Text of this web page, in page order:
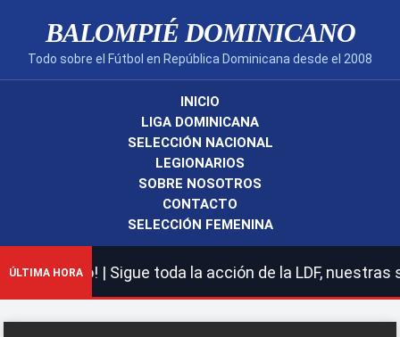
BALOMPIÉ DOMINICANO
Todo sobre el Fútbol en República Dominicana desde el 2008
INICIO
LIGA DOMINICANA
SELECCIÓN NACIONAL
LEGIONARIOS
SOBRE NOSOTROS
CONTACTO
SELECCIÓN FEMENINA
ÚLTIMA HORA| Sigue toda la acción de la LDF, nuestras